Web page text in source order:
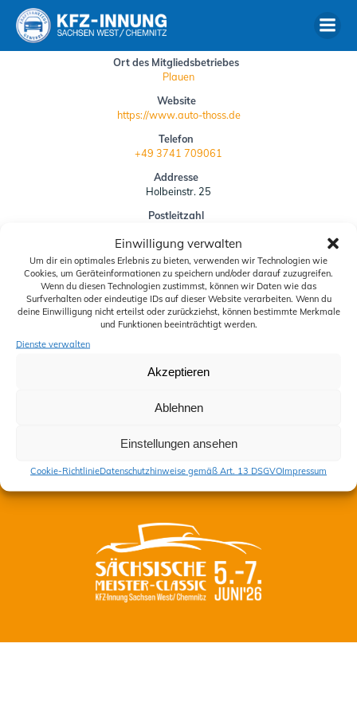
Einwilligung verwalten
Um dir ein optimales Erlebnis zu bieten, verwenden wir Technologien wie
Cookies, um Geräteinformationen zu speichern und/oder darauf zuzugreifen.
Wenn du diesen Technologien zustimmst, können wir Daten wie das
Surfverhalten oder eindeutige IDs auf dieser Website verarbeiten. Wenn du
deine Einwilligung nicht erteilst oder zurückziehst, können bestimmte Merkmale
und Funktionen beeinträchtigt werden.
Dienste verwalten
Akzeptieren
Ablehnen
Einstellungen ansehen
Cookie-RichtlinieDatenschutzhinweise gemäß Art. 13 DSGVOImpressum
Ort des Mitgliedsbetriebes
Plauen
Website
https://www.auto-thoss.de
Telefon
+49 3741 709061
Addresse
Holbeinstr. 25
Postleitzahl
Siegelbestellung
Downloads
Schiedskommission
Aktuelles
Datenschutzhinweise gemäß Art. 13 DSGVO
Cookie-Richtlinie (EU)